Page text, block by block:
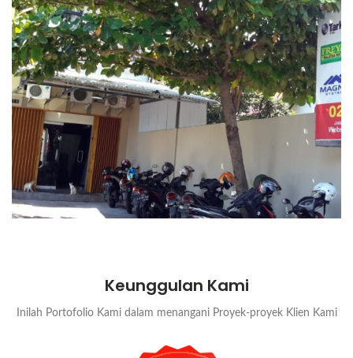
Keunggulan Kami
Inilah Portofolio Kami dalam menangani Proyek-proyek Klien Kami